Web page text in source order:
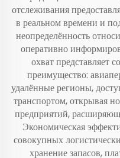
отслеживания
в реальном времени и
неопределённость
оперативно
охват представляет
преимущество:
удалённые регионы,
транспортом, открывая
предприятий,
Экономическая
совокупных
хранение запасов,